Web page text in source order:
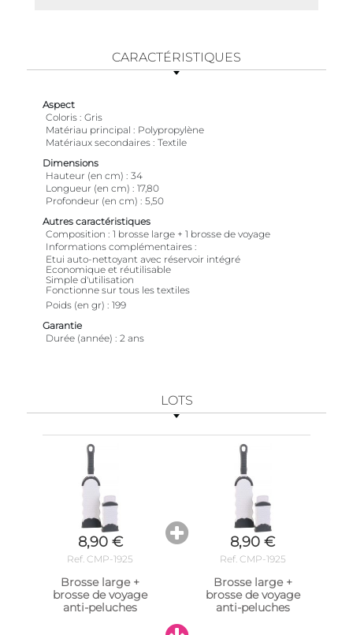
CARACTÉRISTIQUES
Aspect
Coloris Gris
Matériau principal
Polypropylène
Matériaux secondaires Textile
Dimensions
Hauteur (en cm)
34
Longueur (en cm)
17,80
Profondeur (en cm)
5,50
Autres caractéristiques
Composition
1 brosse large + 1 brosse de voyage
Informations complémentaires
Etui auto-nettoyant avec réservoir intégré
Economique et réutilisable
Simple d'utilisation
Fonctionne sur tous les textiles
Poids (en gr)
199
Garantie
Durée (année)
2 ans
LOTS
8,90 €
Ref. CMP-1925
Brosse large +
brosse de voyage
anti-peluches
8,90 €
Ref. CMP-1925
Brosse large +
brosse de voyage
anti-peluches